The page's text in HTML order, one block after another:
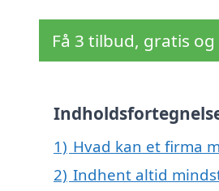
Få 3 tilbud, gratis
1) Hvad kan et firma
2) Indhent altid